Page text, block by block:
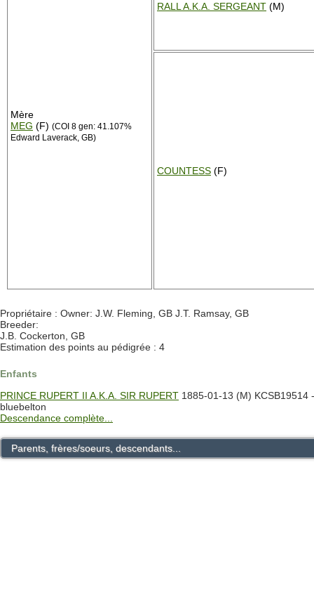
Mère
MEG (F) (COI 8 gen: 41.107%
Edward Laverack, GB)
RALL A.K.A. SERGEANT (M)
COUNTESS (F)
Propriétaire : Owner: J.W. Fleming, GB J.T. Ramsay, GB
Breeder:
J.B. Cockerton, GB
Estimation des points au pédigrée : 4
Enfants
PRINCE RUPERT II A.K.A. SIR RUPERT 1885-01-13 (M) KCSB19514 -
bluebelton
Descendance complète...
Parents, frères/soeurs, descendants...